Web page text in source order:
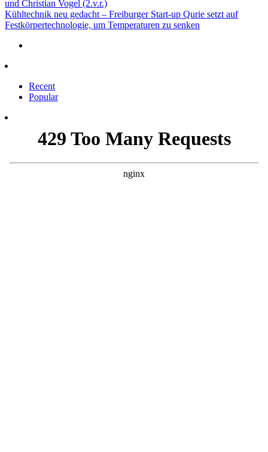
Kühltechnik neu gedacht – Freiburger Start-up Qurie setzt auf
Festkörpertechnologie, um Temperaturen zu senken
Recent
Popular